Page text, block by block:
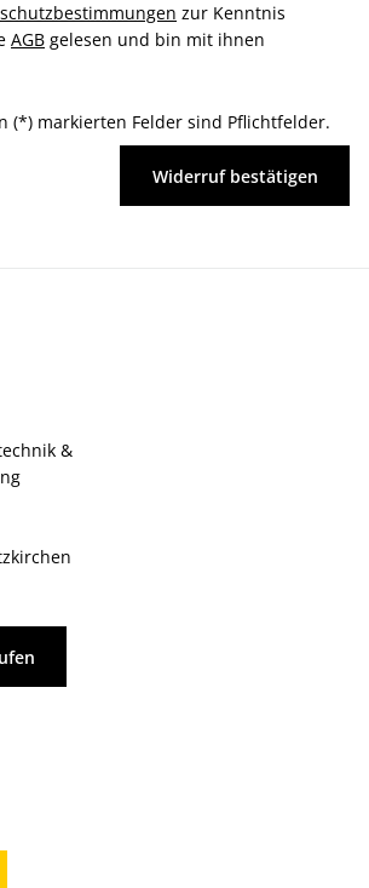
zur Kenntnis
AGB gelesen und bin mit ihnen
(*) markierten Felder sind Pflichtfelder.
Widerruf bestätigen
&